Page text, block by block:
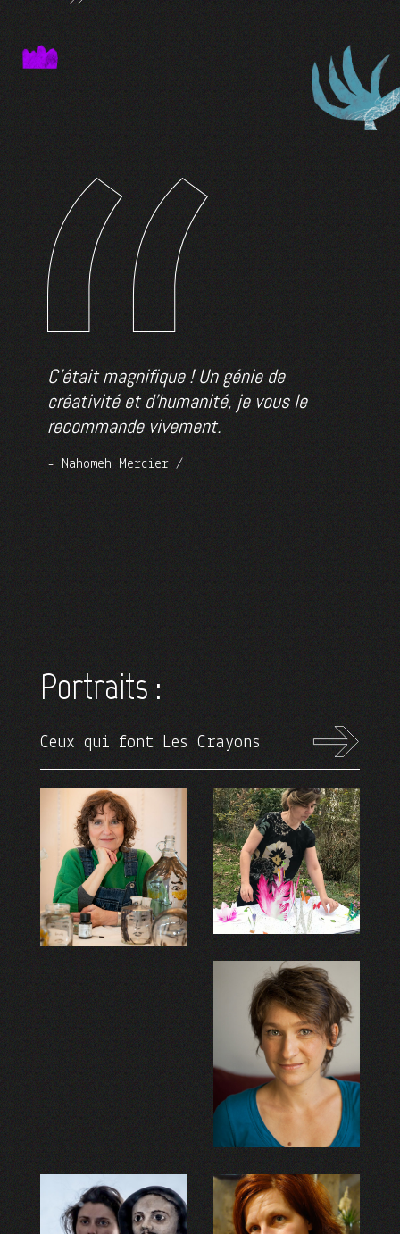
C’était magnifique ! Un génie de
créativité et d’humanité, je vous le
recommande vivement.
Nahomeh Mercier
Portraits :
Ceux qui font Les Crayons
Elzbieta Jeznach
Aurélia Labayle